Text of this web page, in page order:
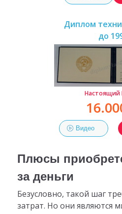
Диплом
до
Настоящий
Видео
Плюсы
за деньги
Безусловно, такой шаг
затрат. Но они являются